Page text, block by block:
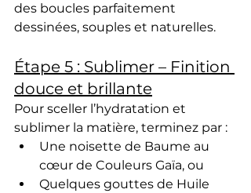
des boucles parfaitement
dessinées, souples et naturelles.
Étape 5 : Sublimer – Finition
douce et brillante
Pour sceller l’hydratation et
sublimer la matière, terminez par :
Une noisette de Baume au
cœur de Couleurs Gaïa, ou
Quelques gouttes de Huile